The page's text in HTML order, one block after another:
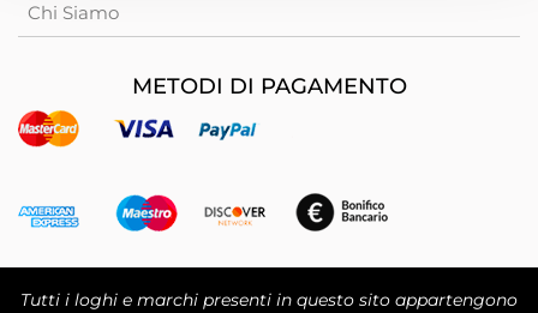
Chi Siamo
METODI DI PAGAMENTO
Tutti i loghi e marchi presenti in questo sito appartengono